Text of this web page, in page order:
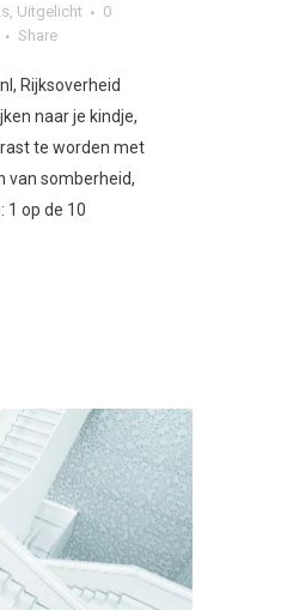
Uitgelicht
0
Share
Rijksoverheid
naar je kindje,
te worden met
van somberheid,
1 op de 10